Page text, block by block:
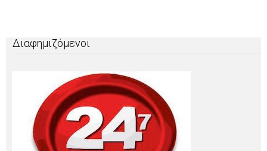
Διαφημιζόμενοι